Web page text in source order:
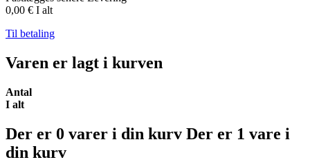
0,00 € I alt
Til betaling
Varen er lagt i kurven
Antal
I alt
Der er 0 varer i din kurv Der er 1 vare i
din kurv